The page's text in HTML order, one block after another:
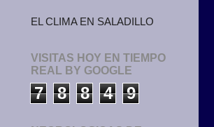
EL CLIMA EN SALADILLO
VISITAS HOY EN TIEMPO
REAL BY GOOGLE
7 8 8 4 9